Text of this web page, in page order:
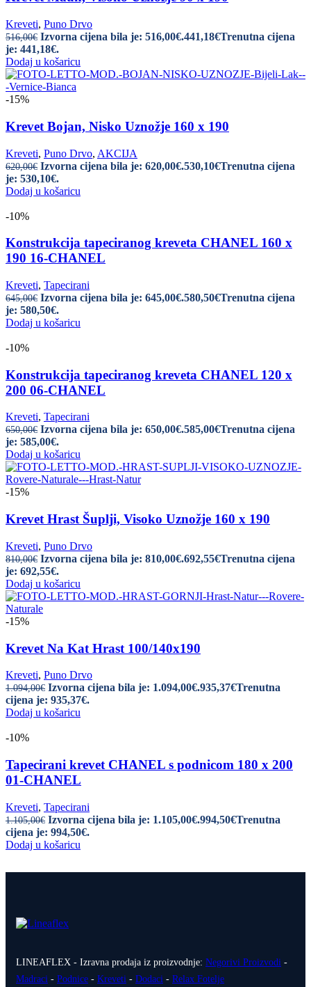
Kreveti, Puno Drvo
516,00€ Izvorna cijena bila je: 516,00€.441,18€Trenutna cijena
je: 441,18€.
Dodaj u košaricu
-15%
Krevet Bojan, Nisko Uznožje 160 x 190
Kreveti, Puno Drvo, AKCIJA
620,00€ Izvorna cijena bila je: 620,00€.530,10€Trenutna cijena
je: 530,10€.
Dodaj u košaricu
-10%
Konstrukcija tapeciranog kreveta CHANEL 160 x
190 16-CHANEL
Kreveti, Tapecirani
645,00€ Izvorna cijena bila je: 645,00€.580,50€Trenutna cijena
je: 580,50€.
Dodaj u košaricu
-10%
Konstrukcija tapeciranog kreveta CHANEL 120 x
200 06-CHANEL
Kreveti, Tapecirani
650,00€ Izvorna cijena bila je: 650,00€.585,00€Trenutna cijena
je: 585,00€.
Dodaj u košaricu
-15%
Krevet Hrast Šuplji, Visoko Uznožje 160 x 190
Kreveti, Puno Drvo
810,00€ Izvorna cijena bila je: 810,00€.692,55€Trenutna cijena
je: 692,55€.
Dodaj u košaricu
-15%
Krevet Na Kat Hrast 100/140x190
Kreveti, Puno Drvo
1.094,00€ Izvorna cijena bila je: 1.094,00€.935,37€Trenutna
cijena je: 935,37€.
Dodaj u košaricu
-10%
Tapecirani krevet CHANEL s podnicom 180 x 200
01-CHANEL
Kreveti, Tapecirani
1.105,00€ Izvorna cijena bila je: 1.105,00€.994,50€Trenutna
cijena je: 994,50€.
Dodaj u košaricu
LINEAFLEX - Izravna prodaja iz proizvodnje: Negorivi Proizvodi -
Madraci - Podnice - Kreveti - Dodaci - Relax Fotelje